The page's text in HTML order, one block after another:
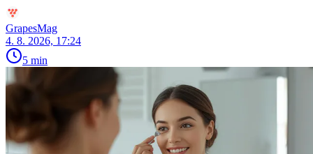
GrapesMag
4. 8. 2026, 17:24
5 min